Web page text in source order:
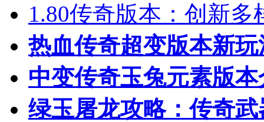
1.80传奇版本：创新多
热血传奇超变版本新
中变传奇玉兔元素版
绿玉屠龙攻略：传奇